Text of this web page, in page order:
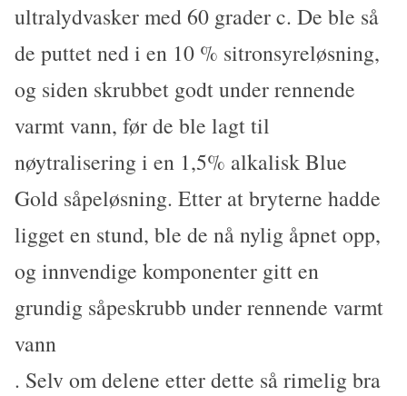
ultralydvasker med 60 grader c. De ble så
de puttet ned i en 10 % sitronsyreløsning,
og siden skrubbet godt under rennende
varmt vann, før de ble lagt til
nøytralisering i en 1,5% alkalisk Blue
Gold såpeløsning. Etter at bryterne hadde
ligget en stund, ble de nå nylig åpnet opp,
og innvendige komponenter gitt en
grundig såpeskrubb under rennende varmt
vann
. Selv om delene etter dette så rimelig bra